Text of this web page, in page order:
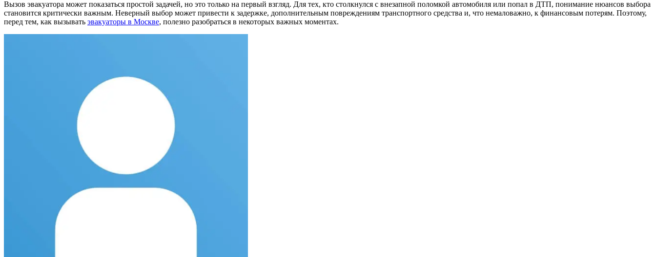
Вызов эвакуатора может показаться простой задачей, но это только на первый взгляд. Для тех, кто столкнулся с внезапной поломкой автомобиля или попал в ДТП, понимание нюансов выбора
становится критически важным. Неверный выбор может привести к задержке, дополнительным повреждениям транспортного средства и, что немаловажно, к финансовым потерям. Поэтому,
перед тем, как вызывать эвакуаторы в Москве, полезно разобраться в некоторых важных моментах.